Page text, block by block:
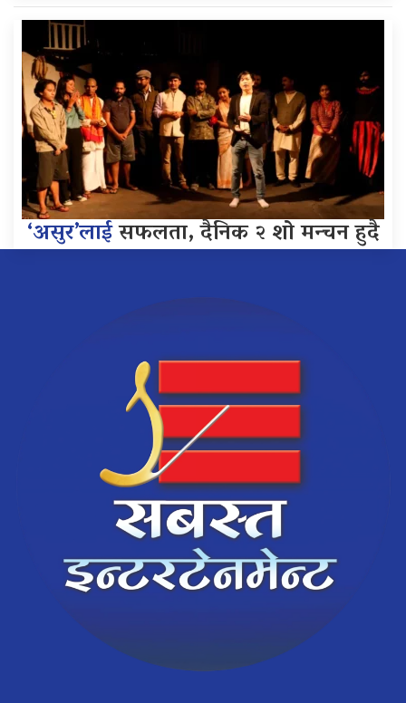
‘असुर’लाईसफलता, दैनिक २ शो मन्चन हुदै